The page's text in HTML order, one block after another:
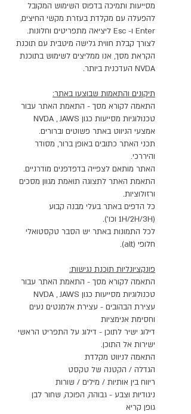
מסייעות ותמיכה בדפוס השימוש המקובל
להפעלה עם מקלדת בעזרת מקשי החיצים,
Enter ו- Esc ליציאה מתפריטים וחלונות.
לצורך קבלת חווית גלישה מיטבית עם תוכנת
הקראת מסך, אנו ממליצים לשימוש בתוכנת
NVDA העדכנית ביותר.
תיקונים והתאמות שבוצעו באתר:
התאמה לקורא מסך - התאמת האתר עבור
טכנולוגיות מסייעות כגון NVDA , JAWS
אמצעי הניווט באתר פשוטים וברורים.
תכני האתר כתובים באופן ברור, מסודר
והיררכי.
האתר מותאם לצפייה בדפדפנים מודרניים.
התאמת האתר לתצוגה תואמת מגוון מסכים
ורזולוציות.
כל הדפים באתר בעלי מבנה קבוע
(1H/2H/3H וכו').
לכל התמונות באתר יש הסבר טקסטואלי
חלופי (alt).
פונקציונליות תוכנת נגישות:
התאמה לקורא מסך - התאמת האתר עבור
טכנולוגיות מסייעות כגון NVDA , JAWS
עצירת הבהובים - עצירת אלמנטים נעים
וחסימת אנימציות
דילוג ישיר לתוכן - דילוג על התפריט הראשי
ישירות אל התוכן.
התאמה לניווט מקלדת
הגדלה / הקטנה של טקסט
ריווח בין אותיות / מילים / שורות
ניגודיות וצבע - גבוהה, הפוכה, שחור לבן
גופן קריא